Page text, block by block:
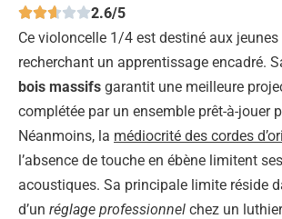
2.6/5
Ce violoncelle 1/4 est destiné aux
recherchant un apprentissage encadré.
bois massifs garantit une meilleure
complétée par un ensemble prêt-à-jouer
Néanmoins, la médiocrité des cordes
l’absence de touche en ébène limitent
acoustiques. Sa principale limite réside
d’un réglage professionnel chez un